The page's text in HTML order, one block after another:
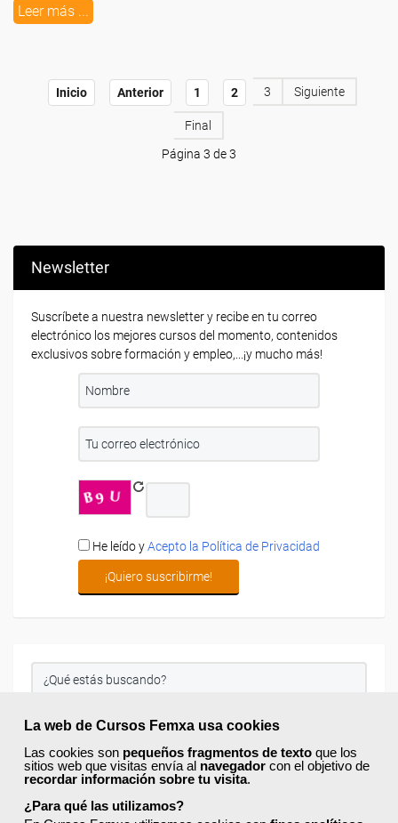
La web de Cursos Femxa usa cookies
Las cookies son pequeños fragmentos de texto que los
sitios web que visitas envía al navegador con el objetivo de
recordar información sobre tu visita.
¿Para qué las utilizamos?
Leer más ...
Inicio Anterior 1 2 3 Siguiente
Final
Página 3 de 3
Newsletter
Suscríbete a nuestra newsletter y recibe en tu correo
electrónico los mejores cursos del momento, contenidos
exclusivos sobre formación y empleo,...¡y mucho más!
He leído yAcepto la Política de Privacidad
Filtra por categoría: